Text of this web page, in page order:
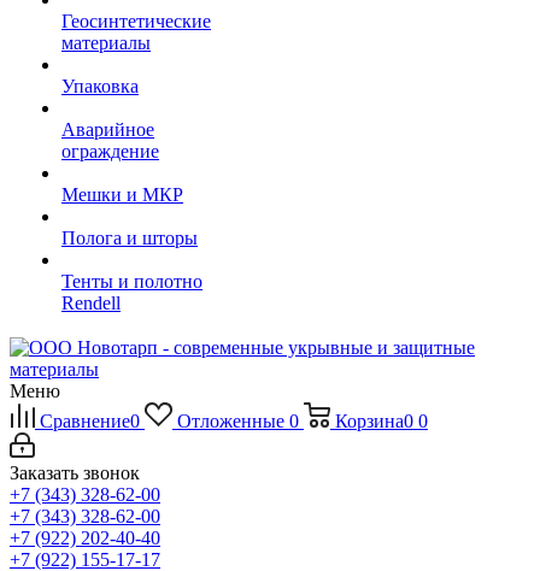
Геосинтетические
материалы
Упаковка
Аварийное
ограждение
Мешки и МКР
Полога и шторы
Тенты и полотно
Rendell
Меню
Сравнение0 Отложенные 0 Корзина0 0
Заказать звонок
+7 (343) 328-62-00
+7 (343) 328-62-00
+7 (922) 202-40-40
+7 (922) 155-17-17